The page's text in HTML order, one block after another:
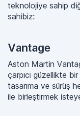
teknolojiye sahip
sahibiz:
Vantage
Aston Martin
çarpıcı güzellikte
tasarıma ve sürüş
ile birleştirmek